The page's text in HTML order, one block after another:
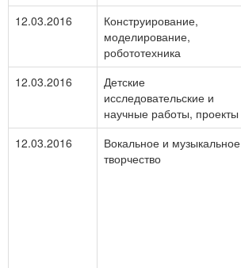
12.03.2016
Конструирование,
моделирование,
робототехника
12.03.2016
Детские
исследовательские и
научные работы, проекты
12.03.2016
Вокальное и музыкальное
творчество